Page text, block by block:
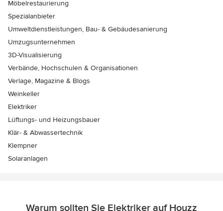
Möbelrestaurierung
Spezialanbieter
Umweltdienstleistungen, Bau- & Gebäudesanierung
Umzugsunternehmen
3D-Visualisierung
Verbände, Hochschulen & Organisationen
Verlage, Magazine & Blogs
Weinkeller
Elektriker
Lüftungs- und Heizungsbauer
Klär- & Abwassertechnik
Klempner
Solaranlagen
Warum sollten Sie Elektriker auf Houzz